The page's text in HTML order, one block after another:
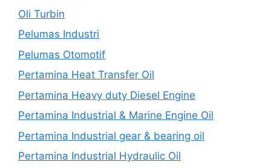
Oli Turbin
Pelumas Industri
Pelumas Otomotif
Pertamina Heat Transfer Oil
Pertamina Heavy duty Diesel Engine
Pertamina Industrial & Marine Engine Oil
Pertamina Industrial gear & bearing oil
Pertamina Industrial Hydraulic Oil